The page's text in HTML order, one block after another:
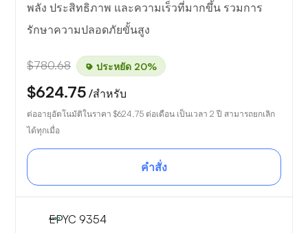
พลัง ประสิทธิภาพ และความเร็วที่มากขึ้น รวมการ
รักษาความปลอดภัยขั้นสูง
$780.68 ประหยัด 20%
$624.75 /สำหรับ
ต่ออายุอัตโนมัติในราคา $624.75 ต่อเดือน เป็นเวลา 2 ปี สามารถยกเลิก
ได้ทุกเมื่อ
คำสั่ง
EPYC 9354